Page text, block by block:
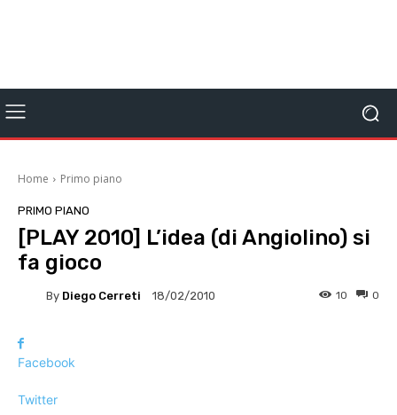
Home Primo piano
PRIMO PIANO
[PLAY 2010] L’idea (di Angiolino) si
fa gioco
By Diego Cerreti 18/02/2010 0
10
Facebook
Twitter